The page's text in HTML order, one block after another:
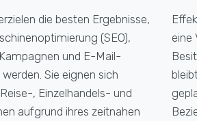
die besten Ergebnisse,
(SEO),
und E-Mail-
Sie eignen sich
, Einzelhandels- und
aufgrund ihres zeitnahen
eine